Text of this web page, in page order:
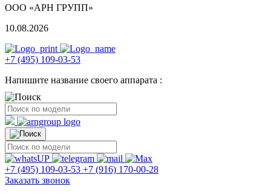
ООО «АРН ГРУПП»
10.08.2026
+7 (495) 109-03-53
Напишите название своего аппарата :
+7 (495) 109-03-53 +7 (916) 170-00-28
Заказать звонок